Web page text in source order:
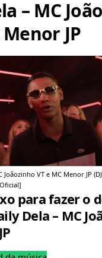
– MC
JP
Joãozinho VT e MC Menor JP
para fazer o
Dela – MC